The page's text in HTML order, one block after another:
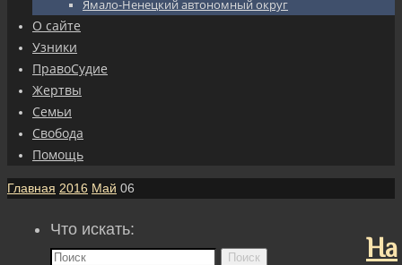
Ямало-Ненецкий автономный округ
О сайте
Узники
ПравоСудие
Жертвы
Семьи
Свобода
Помощь
Главная 2016 Май 06
На
Что искать:
Поиск